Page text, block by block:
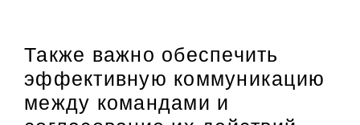
Также важно обеспечить
эффективную коммуникацию
между командами и